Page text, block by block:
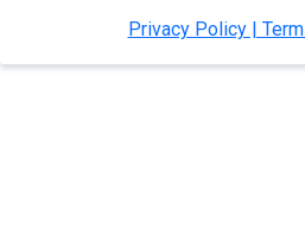
Privacy Policy |